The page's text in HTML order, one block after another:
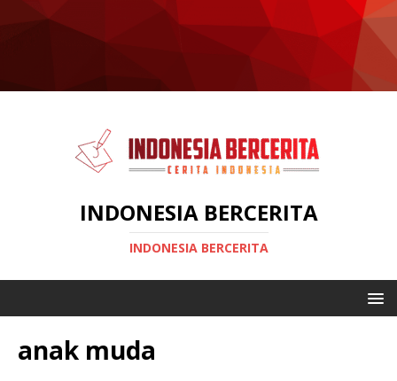
INDONESIA BERCERITA
INDONESIA BERCERITA
anak muda